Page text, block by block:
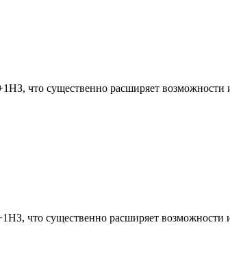
что существенно расширяет возможности
что существенно расширяет возможности